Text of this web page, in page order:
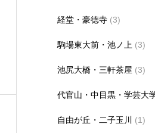
経堂・豪徳寺 (3)
駒場東大前・池ノ上 (3)
池尻大橋・三軒茶屋 (3)
代官山・中目黒・学芸大
自由が丘・二子玉川 (1)